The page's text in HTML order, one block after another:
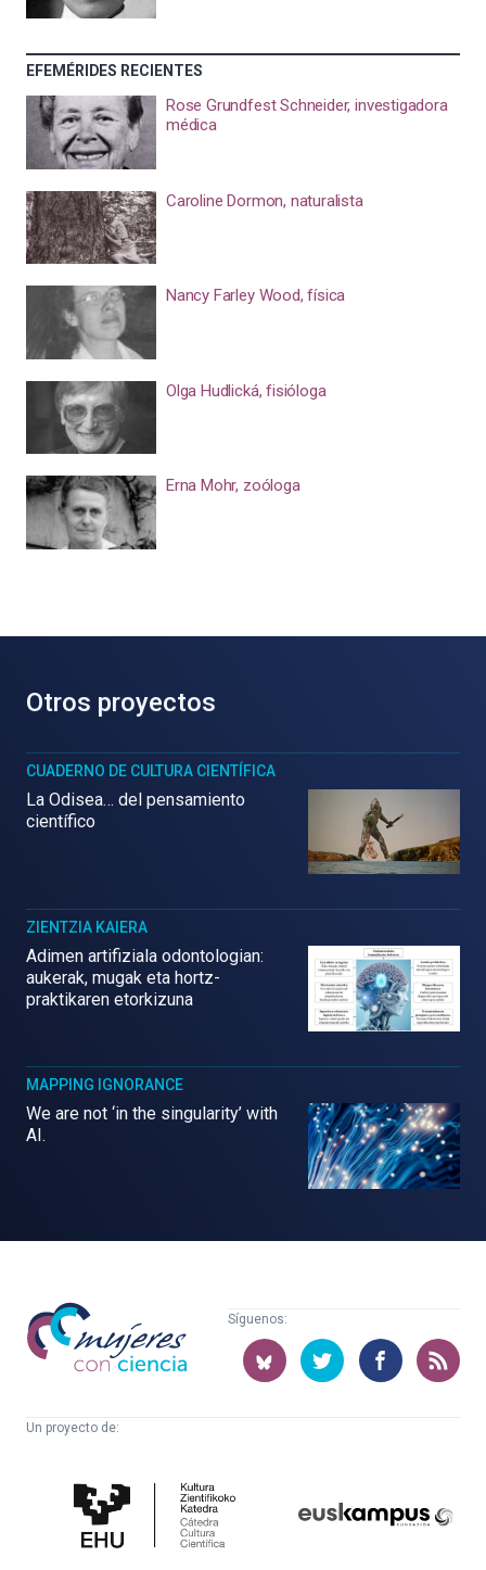
EFEMÉRIDES RECIENTES
Rose Grundfest Schneider, investigadora
médica
Caroline Dormon, naturalista
Nancy Farley Wood, física
Olga Hudlická, fisióloga
Erna Mohr, zoóloga
Otros proyectos
CUADERNO DE CULTURA CIENTÍFICA
La Odisea… del pensamiento
científico
ZIENTZIA KAIERA
Adimen artifiziala odontologian:
aukerak, mugak eta hortz-
praktikaren etorkizuna
MAPPING IGNORANCE
We are not ‘in the singularity’ with
AI.
Mujeres
con
ciencia
Síguenos:
Un proyecto de:
Cultura
Científica